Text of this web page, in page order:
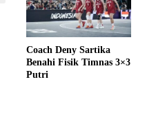
Coach Deny Sartika
Benahi Fisik Timnas 3×3
Putri